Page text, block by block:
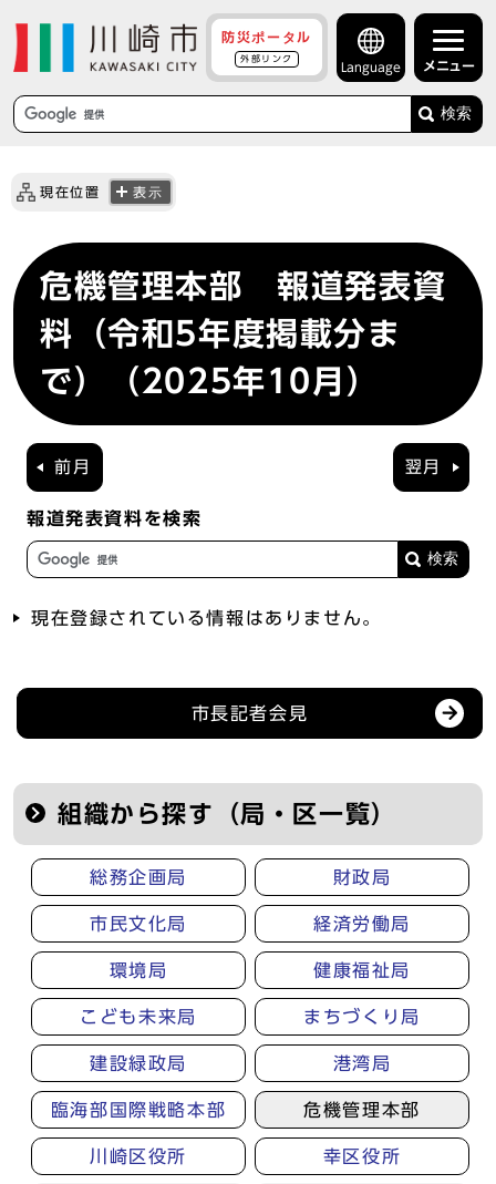
防災ポータル
外部リンク
Language メニュー
検索
現在位置 表示
危機管理本部 報道発表資
料（令和5年度掲載分ま
で）（2025年10月）
前月 翌月
報道発表資料を検索
現在登録されている情報はありません。
市長記者会見
組織から探す（局・区一覧）
総務企画局 財政局
市民文化局 経済労働局
環境局 健康福祉局
こども未来局 まちづくり局
建設緑政局 港湾局
臨海部国際戦略本部 危機管理本部
川崎区役所 幸区役所